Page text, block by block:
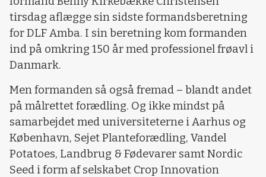
tirsdag aflægge sin sidste formandsberetning
for DLF Amba. I sin beretning kom formanden
ind på omkring 150 år med professionel frøavl i
Danmark.
Men formanden så også fremad – blandt andet
på målrettet forædling. Og ikke mindst på
samarbejdet med universiteterne i Aarhus og
København, Sejet Planteforædling, Vandel
Potatoes, Landbrug & Fødevarer samt Nordic
Seed i form af selskabet Crop Innovation